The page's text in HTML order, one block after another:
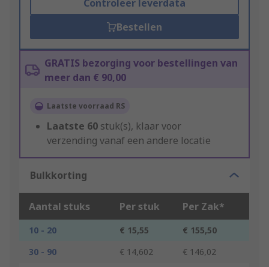
Controleer leverdata
Bestellen
GRATIS bezorging voor bestellingen van
meer dan € 90,00
Laatste voorraad RS
Laatste 60 stuk(s), klaar voor
verzending vanaf een andere locatie
Bulkkorting
Aantal stuks Per stuk Per Zak*
10 - 20 € 15,55
€ 155,50
30 - 90
€ 14,602
€ 146,02